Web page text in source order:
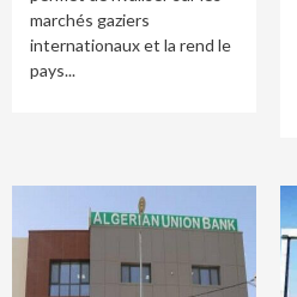
marchés gaziers
internationaux et la rend le
pays...